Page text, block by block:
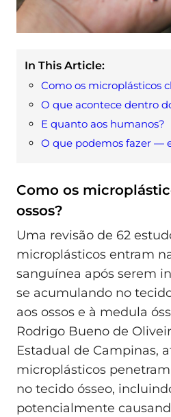
In This Article:
Como os microplásticos
O que acontece dentro
E quanto aos humanos?
O que podemos fazer —
Como os
ossos?
Uma revisão de 62
microplásticos entram
sanguínea após serem
se acumulando no
aos ossos e à medula
Rodrigo Bueno de
Estadual de Campinas,
microplásticos
no tecido ósseo,
potencialmente